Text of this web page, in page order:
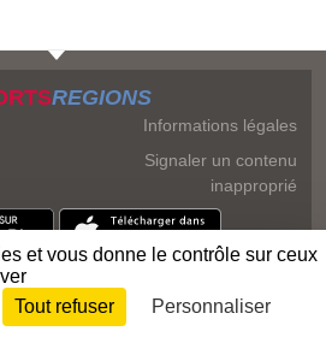
REGIONS
Informations légales
Signaler un contenu
inapproprié
Connexion
et vous donne le contrôle sur ceux
Tout refuser Personnaliser